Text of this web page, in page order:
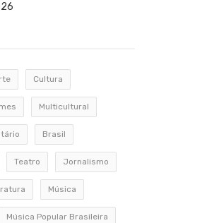
Cultura
Multicultural
Brasil
Teatro Jornalismo
Música
Música Popular Brasileira